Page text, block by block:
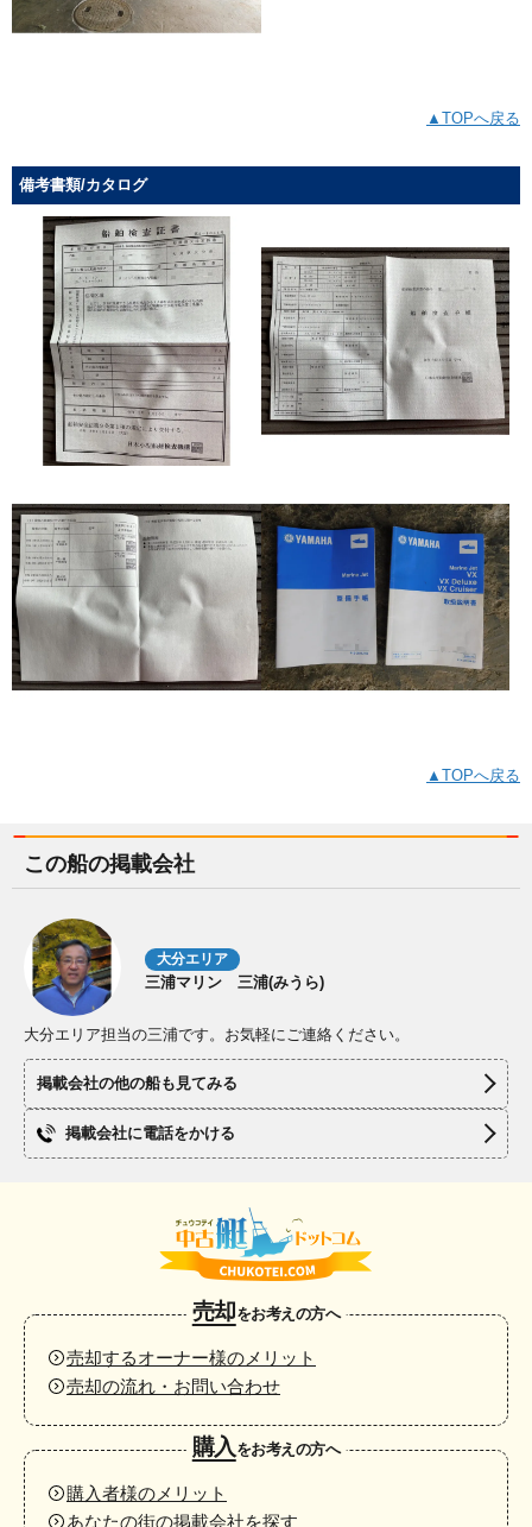
▲TOPへ戻る
備考書類/カタログ
▲TOPへ戻る
この船の掲載会社
大分エリア
三浦マリン 三浦(みうら)
大分エリア担当の三浦です。お気軽にご連絡ください。
掲載会社の他の船も見てみる
掲載会社に電話をかける
売却をお考えの方へ
売却するオーナー様のメリット
売却の流れ・お問い合わせ
購入 をお考えの方へ
購入者様のメリット
あなたの街の掲載会社を探す